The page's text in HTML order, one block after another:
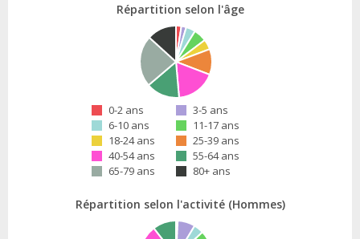
Répartition selon l'âge
0-2 ans
3-5 ans
6-10 ans
11-17 ans
18-24 ans
25-39 ans
40-54 ans
55-64 ans
65-79 ans
80+ ans
Répartition selon l'activité (Hommes)